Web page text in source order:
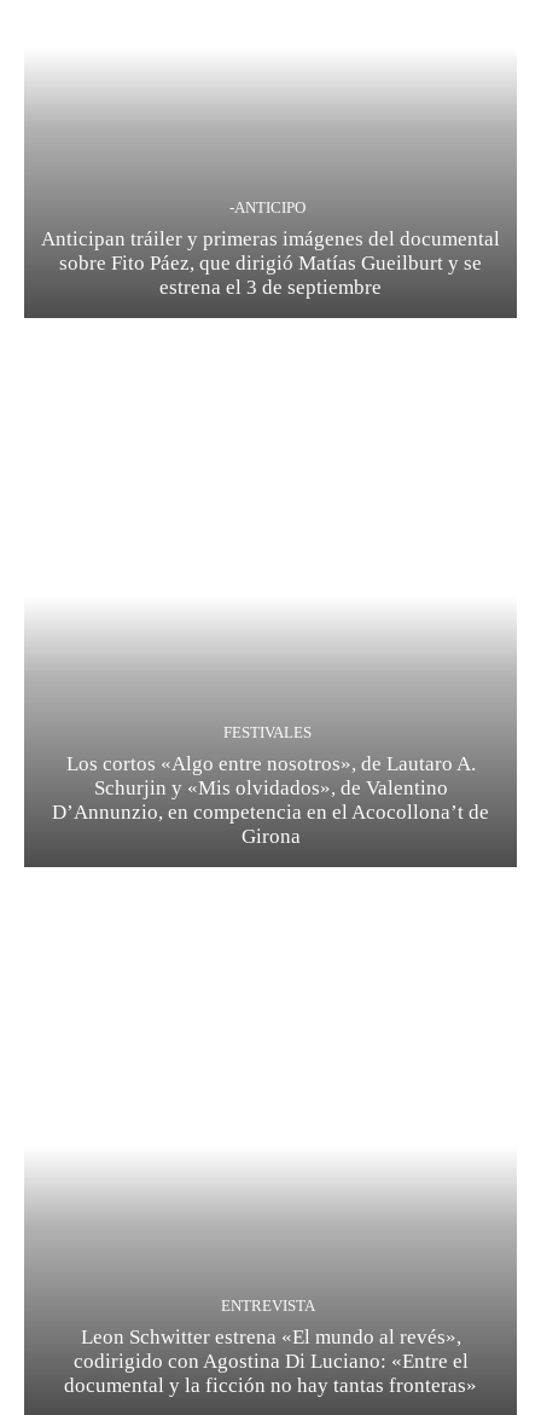
-ANTICIPO
Anticipan tráiler y primeras imágenes del documental
sobre Fito Páez, que dirigió Matías Gueilburt y se
estrena el 3 de septiembre
FESTIVALES
Los cortos «Algo entre nosotros», de Lautaro A.
Schurjin y «Mis olvidados», de Valentino
D’Annunzio, en competencia en el Acocollona’t de
Girona
ENTREVISTA
Leon Schwitter estrena «El mundo al revés»,
codirigido con Agostina Di Luciano: «Entre el
documental y la ficción no hay tantas fronteras»